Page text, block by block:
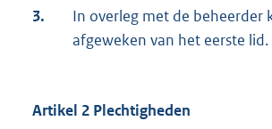
3.
In overleg met de beheerder
afgeweken van het eerste lid.
Artikel 2 Plechtigheden